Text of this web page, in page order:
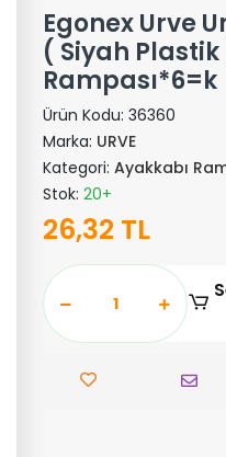
Egonex Urve
( Siyah
Rampası*6=k
Ürün Kodu: 36360
Marka: URVE
Kategori: Ayakkabı
Stok: 20+
26,32 TL